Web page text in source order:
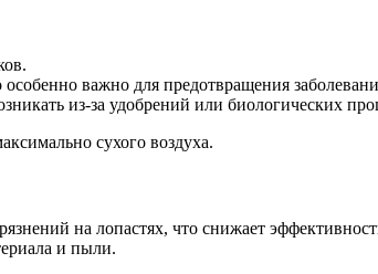
важно для предотвращения
из-за удобрений или биологических
сухого воздуха.
на лопастях, что снижает
и пыли.